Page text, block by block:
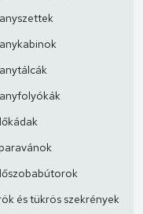
és tükrös szekrények